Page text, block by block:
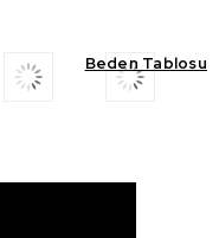
Beden Tablosu